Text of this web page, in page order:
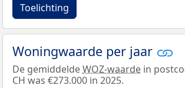
Toelichting
Woningwaarde per jaar
De gemiddeldeWOZ-waarde in
CH was €273.000 in 2025.